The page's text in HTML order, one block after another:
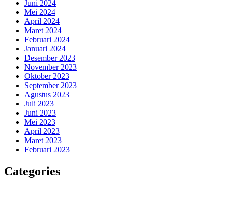
Juni 2024
Mei 2024
April 2024
Maret 2024
Februari 2024
Januari 2024
Desember 2023
November 2023
Oktober 2023
September 2023
Agustus 2023
Juli 2023
Juni 2023
Mei 2023
April 2023
Maret 2023
Februari 2023
Categories